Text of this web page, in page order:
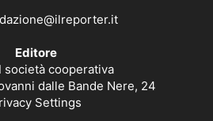
Editore
società cooperativa
dalle Bande Nere, 24
Settings